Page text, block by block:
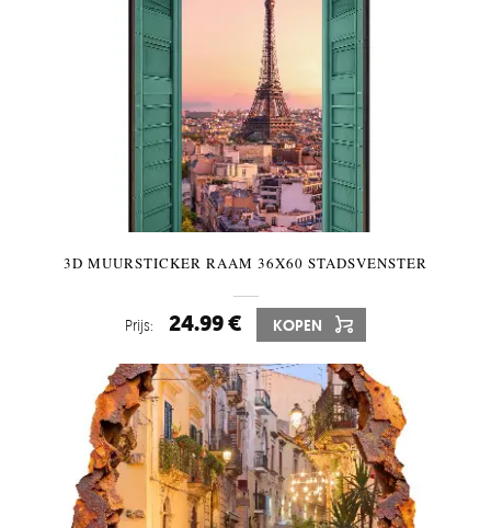
3D MUURSTICKER RAAM 36X60 STADSVENSTER
Prijs: 24.99 € KOPEN